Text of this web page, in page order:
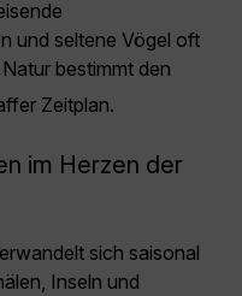
und seltene Vögel oft
bestimmt den
Zeitplan.
im Herzen der
sich saisonal
Inseln und